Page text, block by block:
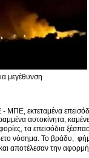
μεγέθυνση
εκτεταμένα
αυτοκίνητα,
τα επεισόδια
νόσημα. Το βράδυ,
αποτέλεσαν την